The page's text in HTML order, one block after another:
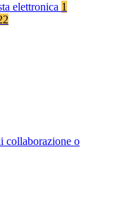
elettronica 1
collaborazione o